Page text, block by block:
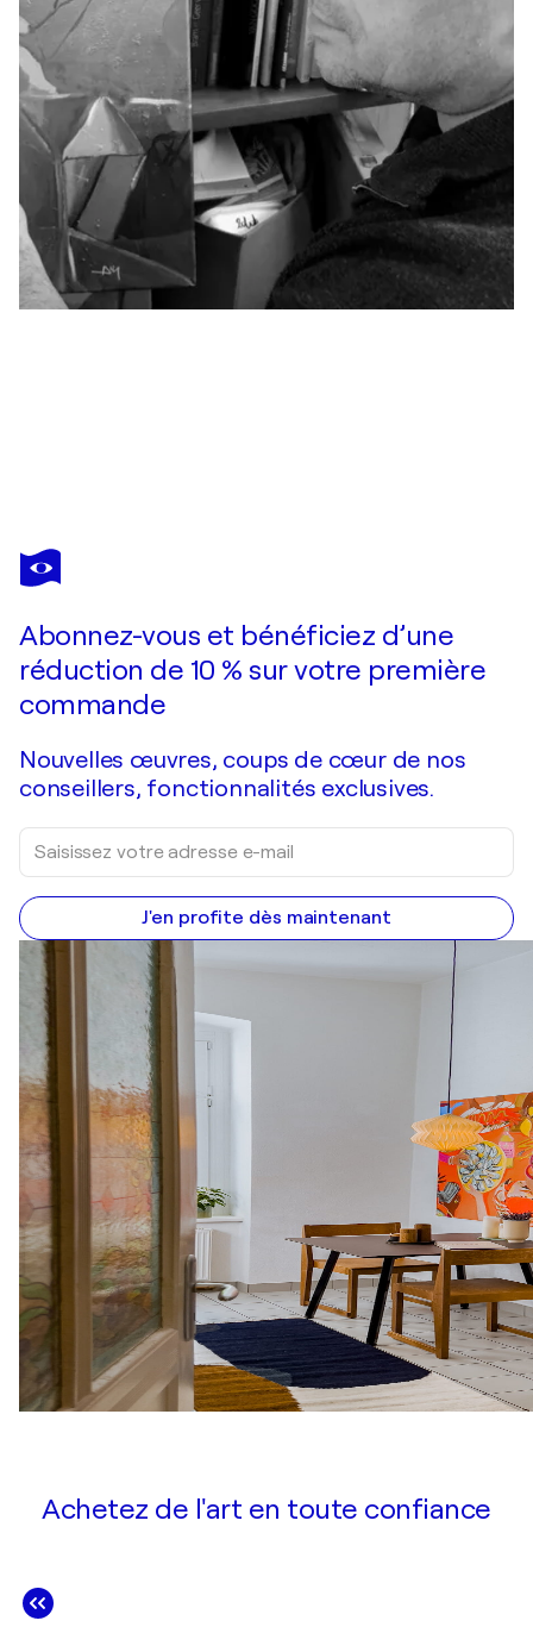
PHILIPPE ABRIL
Paysage nocturne aux fleurs
Abonnez-vous et bénéficiez d’une
réduction de 10 % sur votre première
commande
Nouvelles œuvres, coups de cœur de nos
conseillers, fonctionnalités exclusives.
J'en profite dès maintenant
Achetez de l'art en toute confiance